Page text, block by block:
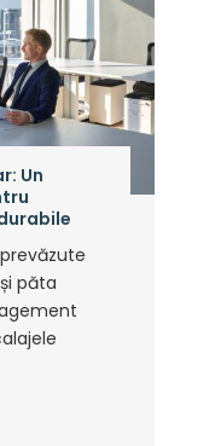
Un
păta